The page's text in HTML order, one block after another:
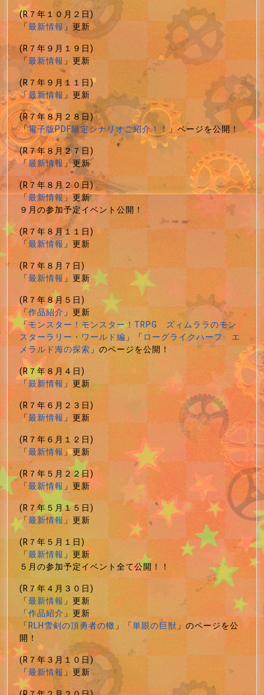
(R７年１０月２日)
「最新情報」更新
(R７年９月１９日)
「最新情報」更新
(R７年９月１１日)
「最新情報」更新
(R７年８月２８日)
「電子版PDF限定シナリオご紹介！！」ページを公開！
(R７年８月２７日)
「最新情報」更新
(R７年８月２０日)
「最新情報」更新
９月の参加予定イベント公開！
(R７年８月１１日)
「最新情報」更新
(R７年８月７日)
「最新情報」更新
(R７年８月５日)
「作品紹介」更新
「モンスター！モンスター！TRPG ズィムララのモン
スターラリー・ワールド編」「ローグライクハーフ エ
メラルド海の探索」のページを公開！
(R７年８月４日)
「最新情報」更新
(R７年６月２３日)
「最新情報」更新
(R７年６月１２日)
「最新情報」更新
(R７年５月２２日)
「最新情報」更新
(R７年５月１５日)
「最新情報」更新
(R７年５月１日)
「最新情報」更新
５月の参加予定イベント全て公開！！
(R７年４月３０日)
「最新情報」更新
「作品紹介」更新
「RLH雪剣の頂勇者の轍」「単眼の巨獣」のページを公
開！
(R７年３月１０日)
「最新情報」更新